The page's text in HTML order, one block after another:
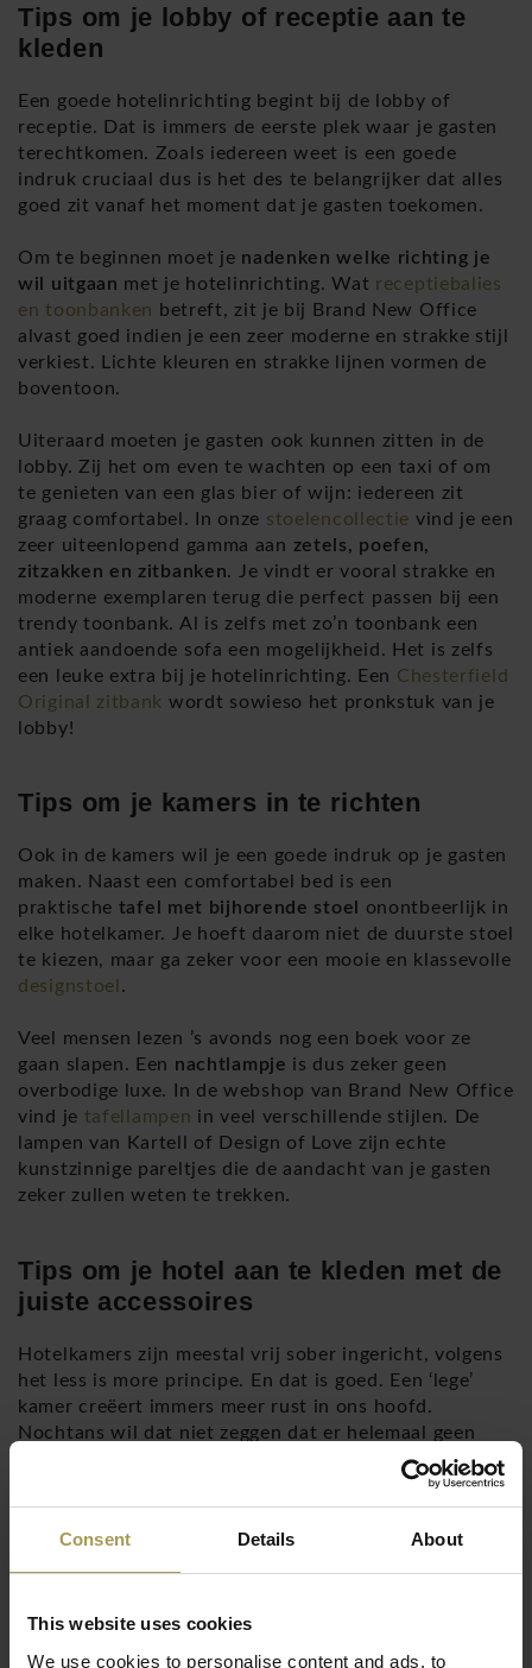
Consent Details About
This website uses cookies
We use cookies to personalise content and ads, to
Tips om je lobby of receptie aan te
kleden
Een goede hotelinrichting begint bij de lobby of
receptie. Dat is immers de eerste plek waar je gasten
terechtkomen. Zoals iedereen weet is een goede
indruk cruciaal dus is het des te belangrijker dat alles
goed zit vanaf het moment dat je gasten toekomen.
Om te beginnen moet je nadenken welke richting je
wil uitgaan met je hotelinrichting. Wat receptiebalies
en toonbanken
betreft, zit je bij Brand New Office
alvast goed indien je een zeer moderne en strakke stijl
verkiest. Lichte kleuren en strakke lijnen vormen de
boventoon.
Uiteraard moeten je gasten ook kunnen zitten in de
lobby. Zij het om even te wachten op een taxi of om
te genieten van een glas bier of wijn: iedereen zit
graag comfortabel. In onze stoelencollectie vind je een
zeer uiteenlopend gamma aan zetels, poefen,
zitzakken en zitbanken. Je vindt er vooral strakke en
moderne exemplaren terug die perfect passen bij een
trendy toonbank. Al is zelfs met zo’n toonbank een
antiek aandoende sofa een mogelijkheid. Het is zelfs
een leuke extra bij je hotelinrichting. Een Chesterfield
Original zitbank wordt sowieso het pronkstuk van je
lobby!
Tips om je kamers in te richten
Ook in de kamers wil je een goede indruk op je gasten
maken. Naast een comfortabel bed is een
praktische tafel met bijhorende stoel
onontbeerlijk in
elke hotelkamer. Je hoeft daarom niet de duurste stoel
te kiezen, maar ga zeker voor een mooie en klassevolle
designstoel .
Veel mensen lezen ’s avonds nog een boek voor ze
gaan slapen. Een nachtlampje is dus zeker geen
overbodige luxe. In de webshop van Brand New Office
vind je tafellampen in veel verschillende stijlen. De
lampen van Kartell of Design of Love zijn echte
kunstzinnige pareltjes die de aandacht van je gasten
zeker zullen weten te trekken.
Tips om je hotel aan te kleden met de
juiste accessoires
Hotelkamers zijn meestal vrij sober ingericht, volgens
het less is more principe. En dat is goed. Een ‘lege’
kamer creëert immers meer rust in ons hoofd.
Nochtans wil dat niet zeggen dat er helemaal geen
leuke decoratie of een fantasietje in de kamer
Creëer een hip mini urban jungle effect in de kamer
een heel industriële look met een